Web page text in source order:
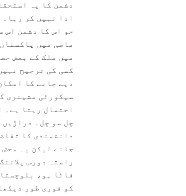
دشمن کا یہ
ادا نہیں کر
جو اس کا دشمن اس
ماضی میں
میں ملک کے بعض
کسی کی ترجیح
دیے جانے کا
سیکورٹی مشینری
احتمال رہتا ہے۔
چل سو چل۔ دراڑیں
دانشمندی کا
جائے لیکن یہ
راستہ دورس
فاٹا ہو،
کو فوری طور